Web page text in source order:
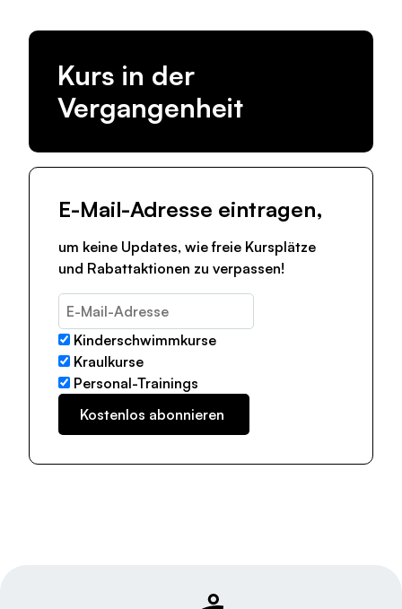
Kurs in der
Vergangenheit
E-Mail-Adresse eintragen,
um keine Updates, wie freie Kursplätze
und Rabattaktionen zu verpassen!
Kinderschwimmkurse
Kraulkurse
Personal-Trainings